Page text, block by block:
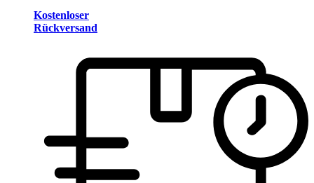
Kostenloser
Rückversand